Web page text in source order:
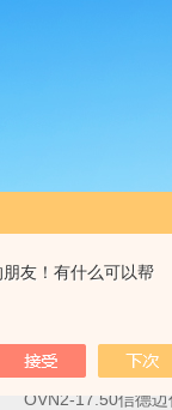
友！有什么可以帮
OVN2-17.50信德迈代理PMA